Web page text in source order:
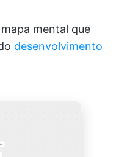
mental que
desenvolvimento